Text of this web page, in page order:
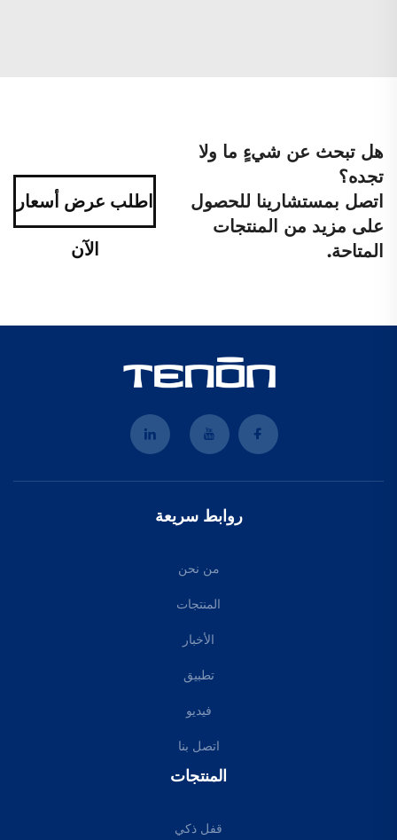
هل تبحث عن شيءٍ ما ولا
تجده؟
اتصل بمستشارينا للحصول
على مزيد من المنتجات
المتاحة.
اطلب عرض أسعار
الآن
روابط سريعة
من نحن
المنتجات
الأخبار
تطبيق
فيديو
اتصل بنا
المنتجات
قفل ذكي